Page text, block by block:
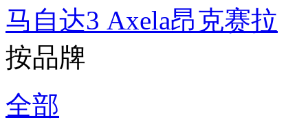
马自达3 Axela昂克赛拉
按品牌
全部